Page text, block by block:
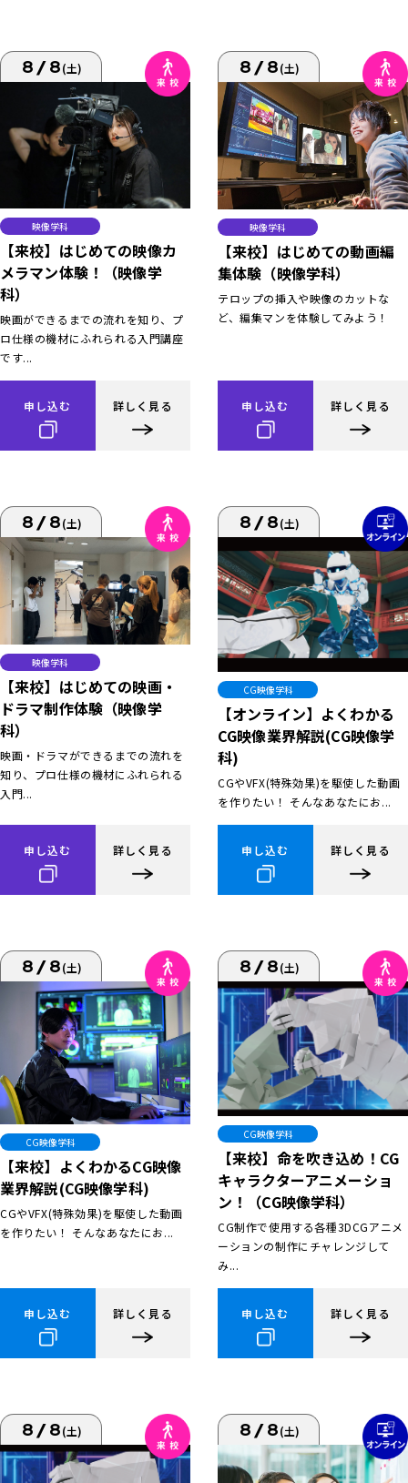
8/8(土)
映像学科
【来校】はじめての映像カ
メラマン体験！（映像学
科）
映画ができるまでの流れを知り、プ
ロ仕様の機材にふれられる入門講座
です...
申し込む 詳しく見る
8/8(土)
映像学科
【来校】はじめての動画編
集体験（映像学科）
テロップの挿入や映像のカットな
ど、編集マンを体験してみよう！
申し込む 詳しく見る
8/8(土)
映像学科
【来校】はじめての映画・
ドラマ制作体験（映像学
科）
映画・ドラマができるまでの流れを
知り、プロ仕様の機材にふれられる
入門...
申し込む 詳しく見る
8/8(土)
CG映像学科
【オンライン】よくわかる
CG映像業界解説(CG映像学
科)
CGやVFX(特殊効果)を駆使した動画
を作りたい！ そんなあなたにお...
申し込む 詳しく見る
8/8(土)
CG映像学科
【来校】よくわかるCG映像
業界解説(CG映像学科)
CGやVFX(特殊効果)を駆使した動画
を作りたい！ そんなあなたにお...
申し込む 詳しく見る
8/8(土)
CG映像学科
【来校】命を吹き込め！CG
キャラクターアニメーショ
ン！（CG映像学科）
CG制作で使用する各種3DCGアニメ
ーションの制作にチャレンジして
み...
申し込む 詳しく見る
8/8(土) 8/8(土)